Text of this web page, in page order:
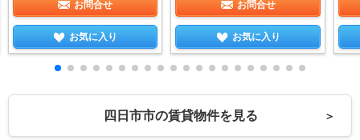
お問合せ
お気に入り
お問合せ
お気に入り
四日市市の賃貸物件を見る ＞